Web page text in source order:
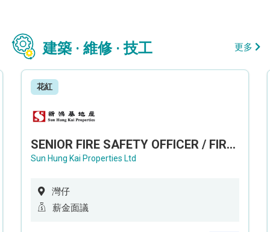
建築 · 維修 · 技工 更多
花紅
SENIOR FIRE SAFETY OFFICER / FIRE SAFETY OFFICER
Sun Hung Kai Properties Ltd
灣仔
薪金面議